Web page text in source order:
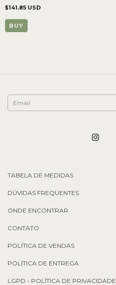
$141.85 USD
BUY
TABELA DE MEDIDAS
DÚVIDAS FREQUENTES
ONDE ENCONTRAR
CONTATO
POLÍTICA DE VENDAS
POLÍTICA DE ENTREGA
LGPD - POLÍTICA DE PRIVACIDADE